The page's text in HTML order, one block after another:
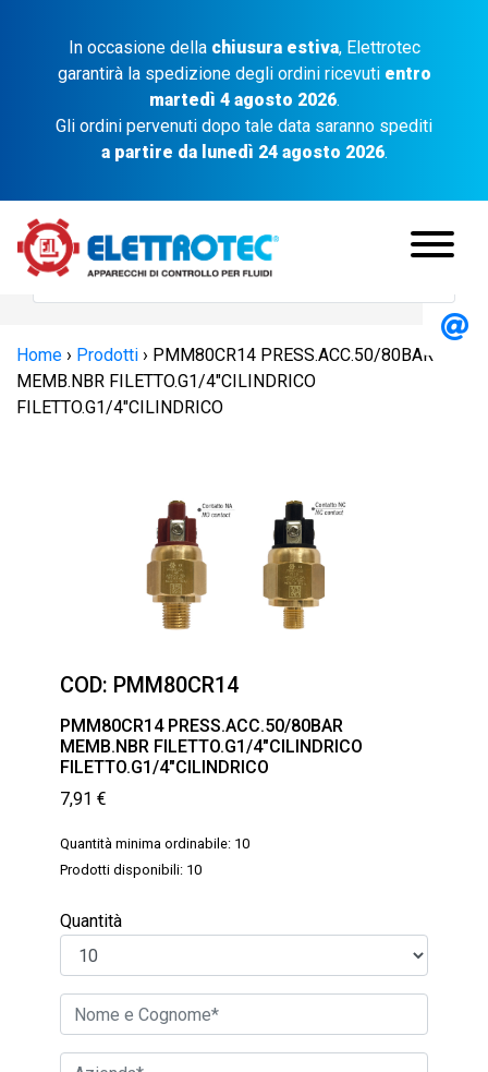
In occasione della chiusura estiva, Elettrotec
garantirà la spedizione degli ordini ricevuti entro
martedì 4 agosto 2026.
Gli ordini pervenuti dopo tale data saranno spediti
a partire da lunedì 24 agosto 2026.
Home › Prodotti › PMM80CR14 PRESS.ACC.50/80BAR
MEMB.NBR FILETTO.G1/4″CILINDRICO
FILETTO.G1/4″CILINDRICO
COD: PMM80CR14
PMM80CR14 PRESS.ACC.50/80BAR
MEMB.NBR FILETTO.G1/4″CILINDRICO
FILETTO.G1/4″CILINDRICO
7,91 €
Quantità minima ordinabile: 10
Prodotti disponibili: 10
Quantità